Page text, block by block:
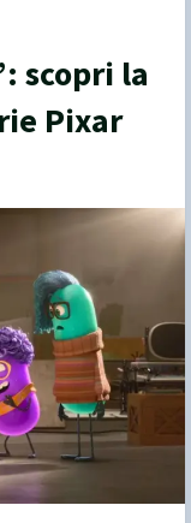
scopri la
Pixar